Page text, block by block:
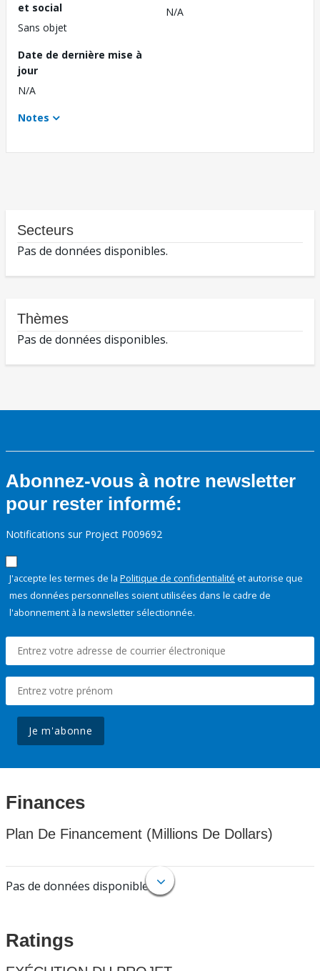
et social
Sans objet
N/A
Date de dernière mise à
jour
N/A
Notes
Secteurs
Pas de données disponibles.
Thèmes
Pas de données disponibles.
Abonnez-vous à notre newsletter
pour rester informé:
Notifications sur Project P009692
J'accepte les termes de la Politique de confidentialité et autorise que
mes données personnelles soient utilisées dans le cadre de
l'abonnement à la newsletter sélectionnée.
Je m'abonne
Finances
Plan De Financement (Millions De Dollars)
Pas de données disponibles.
Ratings